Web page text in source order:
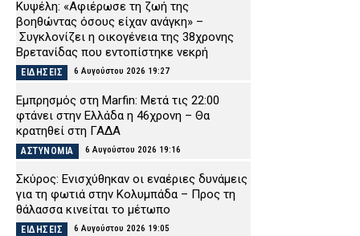
Κυψέλη: «Αφιέρωσε τη ζωή της
βοηθώντας όσους είχαν ανάγκη» –
Συγκλονίζει η οικογένεια της 38χρονης
Βρετανίδας που εντοπίστηκε νεκρή
ΕΙΔΗΣΕΙΣ 6 Αυγούστου 2026 19:27
Εμπρησμός στη Marfin: Μετά τις 22:00
φτάνει στην Ελλάδα η 46χρονη – Θα
κρατηθεί στη ΓΑΔΑ
ΑΣΤΥΝΟΜΙΑ 6 Αυγούστου 2026 19:16
Σκύρος: Ενισχύθηκαν οι εναέριες δυνάμεις
για τη φωτιά στην Κολυμπάδα – Προς τη
θάλασσα κινείται το μέτωπο
ΕΙΔΗΣΕΙΣ 6 Αυγούστου 2026 19:05